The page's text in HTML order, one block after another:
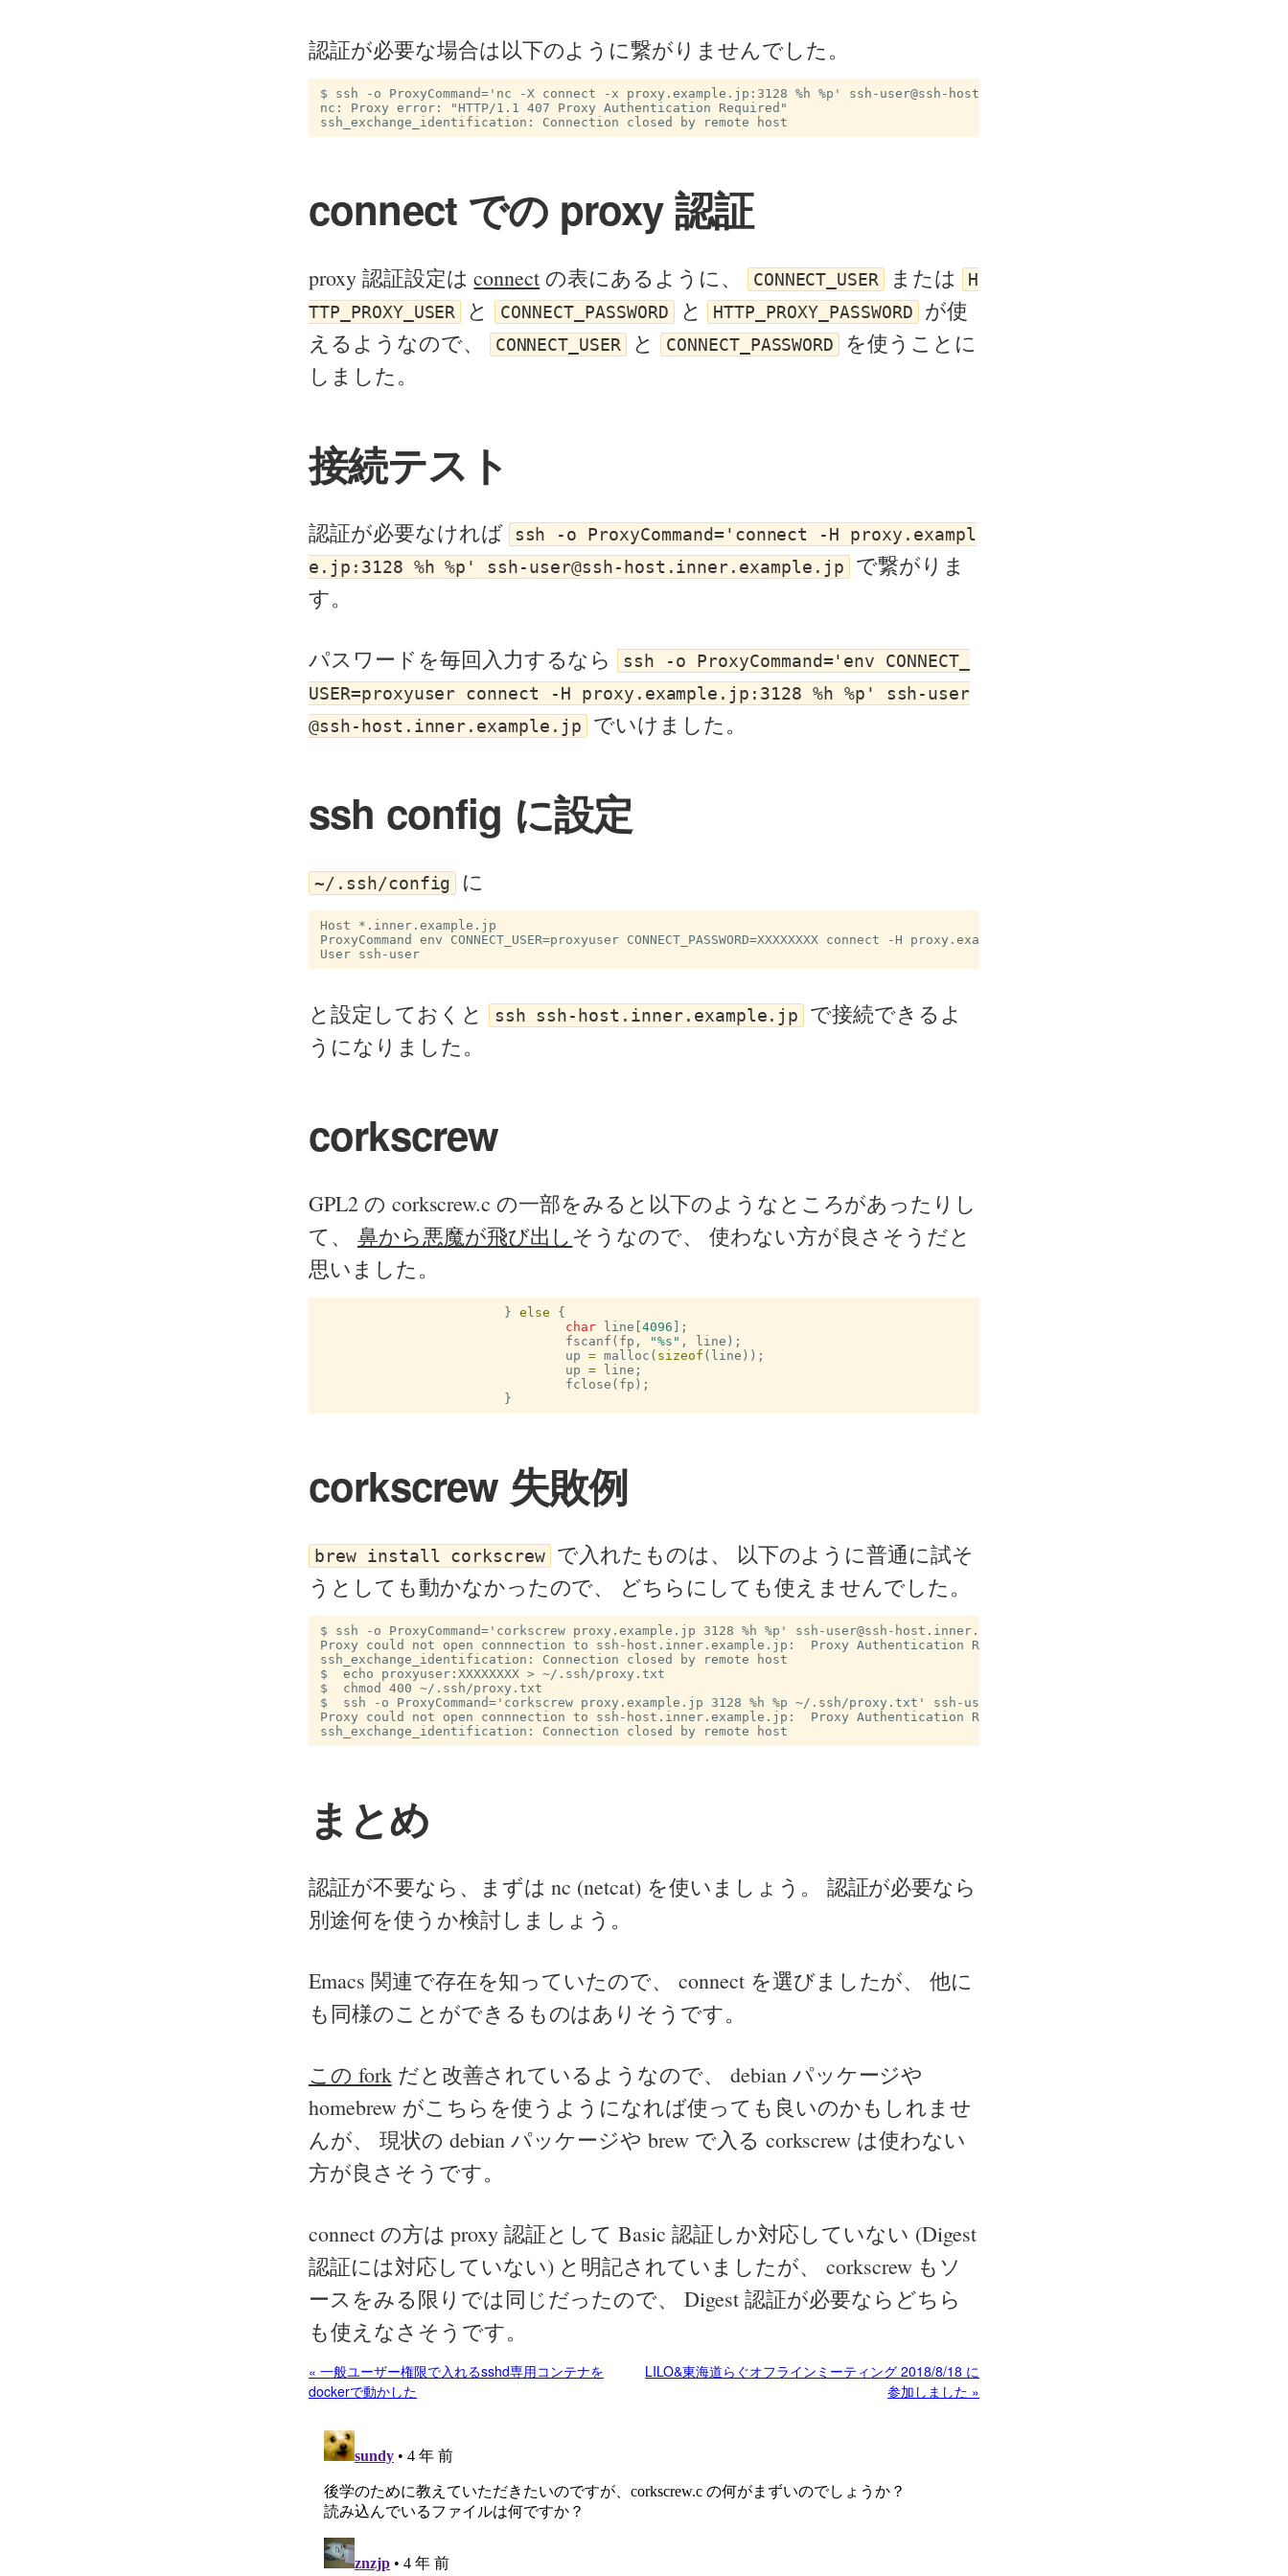
認証が必要な場合は以下のように繋がりませんでした。
$ ssh -o ProxyCommand='nc -X connect -x proxy.example.jp:3128 %h %p' ssh-user@ssh-host.inner.example.jp
nc: Proxy error: "HTTP/1.1 407 Proxy Authentication Required"
connect での proxy 認証
proxy 認証設定はconnect の表にあるように、 CONNECT_USER または
H
TTP_PROXY_USER
と CONNECT_PASSWORD と HTTP_PROXY_PASSWORD が使
えるようなので、
CONNECT_USER と CONNECT_PASSWORD
を使うことに
しました。
接続テスト
認証が必要なければ
ssh -o ProxyCommand='connect -H proxy.exampl
e.jp:3128 %h %p' ssh-user@ssh-host.inner.example.jp で繋がりま
す。
パスワードを毎回入力するなら ssh -o ProxyCommand='env CONNECT_
USER=proxyuser connect -H proxy.example.jp:3128 %h %p' ssh-user
@ssh-host.inner.example.jp でいけました。
ssh config に設定
~/.ssh/config に
Host *.inner.example.jp
ProxyCommand env CONNECT_USER=proxyuser CONNECT_PASSWORD=XXXXXXXX connect -H proxy.example.jp:3128 %h %p
と設定しておくと ssh ssh-host.inner.example.jp
で接続できるよ
うになりました。
corkscrew
GPL2 の corkscrew.c の一部をみると以下のようなところがあったりし
て、 鼻から悪魔が飛び出し そうなので、 使わない方が良さそうだと
思いました。
} else
{
char
line 4096 ];
fscanf ( fp , "%s" , line );
up = malloc ( sizeof ( line ));
up = line ;
fclose ( fp );
}
corkscrew 失敗例
brew install corkscrew
で入れたものは、 以下のように普通に試そ
うとしても動かなかったので、 どちらにしても使えませんでした。
$ ssh -o ProxyCommand='corkscrew proxy.example.jp 3128 %h %p' ssh-user@ssh-host.inner.example.jp
Proxy could not open connnection to ssh-host.inner.example.jp:  Proxy Authentication Required
ssh_exchange_identification: Connection closed by remote host
$  echo proxyuser:XXXXXXXX > ~/.ssh/proxy.txt
$  chmod 400 ~/.ssh/proxy.txt
$  ssh -o ProxyCommand='corkscrew proxy.example.jp 3128 %h %p ~/.ssh/proxy.txt' ssh-user@ssh-host.inner.example.jp
Proxy could not open connnection to ssh-host.inner.example.jp:  Proxy Authentication Required
まとめ
認証が不要なら、まずは nc (netcat) を使いましょう。 認証が必要なら
別途何を使うか検討しましょう。
Emacs 関連で存在を知っていたので、 connect を選びましたが、 他に
も同様のことができるものはありそうです。
この forkだと改善されているようなので、 debian パッケージや
homebrew がこちらを使うようになれば使っても良いのかもしれませ
んが、 現状の debian パッケージや brew で入る corkscrew は使わない
方が良さそうです。
connect の方は proxy 認証として Basic 認証しか対応していない (Digest
認証には対応していない) と明記されていましたが、 corkscrew もソ
ースをみる限りでは同じだったので、 Digest 認証が必要ならどちら
も使えなさそうです。
« 一般ユーザー権限で入れるsshd専用コンテナを
dockerで動かした
LILO&東海道らぐオフラインミーティング 2018/8/18 に
参加しました »